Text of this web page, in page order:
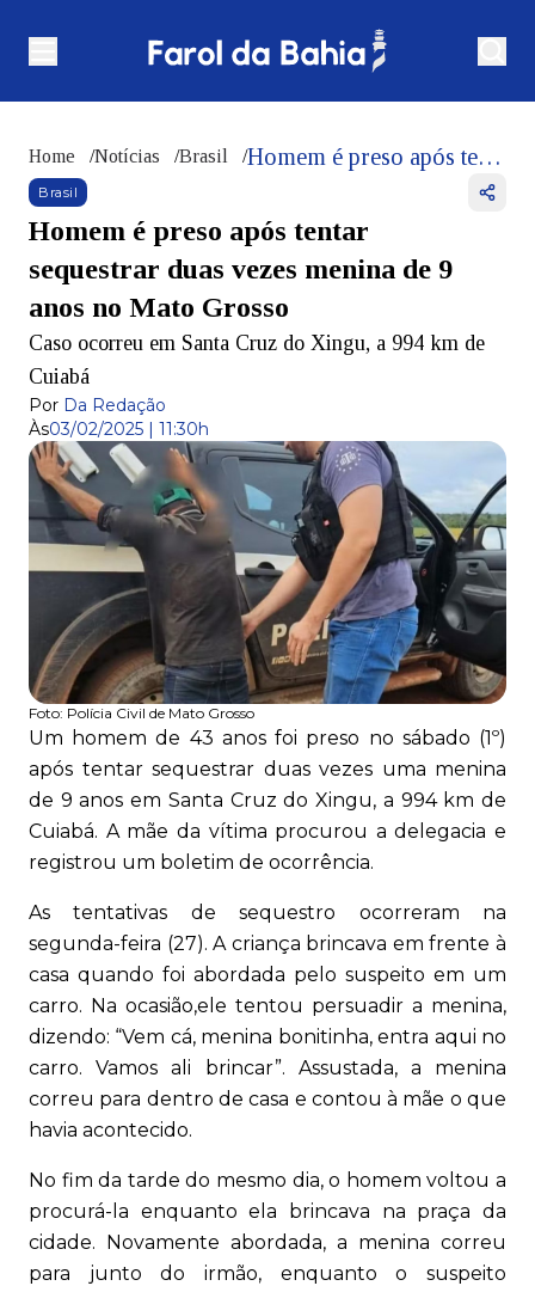
Home /Notícias /Brasil / Homem é preso após tentar sequestrar duas vezes menina de 9 anos no Mato Grosso
Brasil
Homem é preso após tentar
sequestrar duas vezes menina de 9
anos no Mato Grosso
Caso ocorreu em Santa Cruz do Xingu, a 994 km de
Cuiabá
Por Da Redação
Às03/02/2025 | 11:30h
Foto: Polícia Civil de Mato Grosso
Um homem de 43 anos foi preso no sábado (1º)
após tentar sequestrar duas vezes uma menina
de 9 anos em Santa Cruz do Xingu, a 994 km de
Cuiabá. A mãe da vítima procurou a delegacia e
registrou um boletim de ocorrência.
As tentativas de sequestro ocorreram na
segunda-feira (27). A criança brincava em frente à
casa quando foi abordada pelo suspeito em um
carro. Na ocasião,ele tentou persuadir a menina,
dizendo: “Vem cá, menina bonitinha, entra aqui no
carro. Vamos ali brincar”. Assustada, a menina
correu para dentro de casa e contou à mãe o que
havia acontecido.
No fim da tarde do mesmo dia, o homem voltou a
procurá-la enquanto ela brincava na praça da
cidade. Novamente abordada, a menina correu
para junto do irmão, enquanto o suspeito